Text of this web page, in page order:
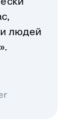
людей